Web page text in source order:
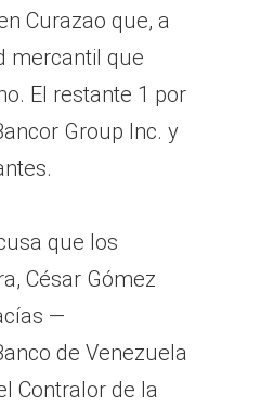
Curazao que, a
mercantil que
El restante 1 por
Group Inc. y
que los
César Gómez
—
de Venezuela
Contralor de la